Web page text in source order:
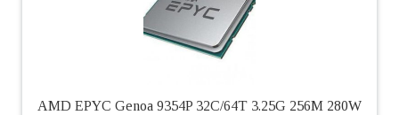
AMD EPYC Genoa 9354P 32C/64T 3.25G 256M 280W